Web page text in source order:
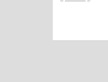
Bề mặt